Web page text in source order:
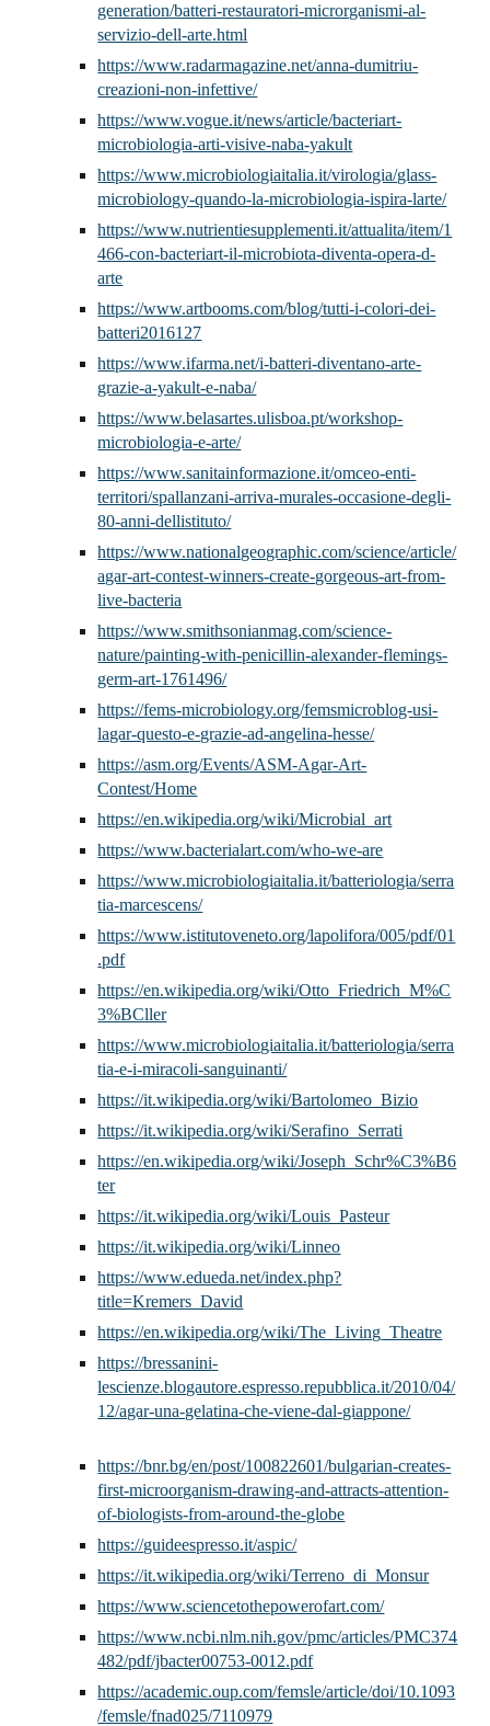
generation/batteri-restauratori-microrganismi-al-
servizio-dell-arte.html
https://www.radarmagazine.net/anna-dumitriu-
creazioni-non-infettive/
https://www.vogue.it/news/article/bacteriart-
microbiologia-arti-visive-naba-yakult
https://www.microbiologiaitalia.it/virologia/glass-
microbiology-quando-la-microbiologia-ispira-larte/
https://www.nutrientiesupplementi.it/attualita/item/1
466-con-bacteriart-il-microbiota-diventa-opera-d-
arte
https://www.artbooms.com/blog/tutti-i-colori-dei-
batteri2016127
https://www.ifarma.net/i-batteri-diventano-arte-
grazie-a-yakult-e-naba/
https://www.belasartes.ulisboa.pt/workshop-
microbiologia-e-arte/
https://www.sanitainformazione.it/omceo-enti-
territori/spallanzani-arriva-murales-occasione-degli-
80-anni-dellistituto/
https://www.nationalgeographic.com/science/article/
agar-art-contest-winners-create-gorgeous-art-from-
live-bacteria
https://www.smithsonianmag.com/science-
nature/painting-with-penicillin-alexander-flemings-
germ-art-1761496/
https://fems-microbiology.org/femsmicroblog-usi-
lagar-questo-e-grazie-ad-angelina-hesse/
https://asm.org/Events/ASM-Agar-Art-
Contest/Home
https://en.wikipedia.org/wiki/Microbial_art
https://www.bacterialart.com/who-we-are
https://www.microbiologiaitalia.it/batteriologia/serra
tia-marcescens/
https://www.istitutoveneto.org/lapolifora/005/pdf/01
.pdf
https://en.wikipedia.org/wiki/Otto_Friedrich_M%C
3%BCller
https://www.microbiologiaitalia.it/batteriologia/serra
tia-e-i-miracoli-sanguinanti/
https://it.wikipedia.org/wiki/Bartolomeo_Bizio
https://it.wikipedia.org/wiki/Serafino_Serrati
https://en.wikipedia.org/wiki/Joseph_Schr%C3%B6
ter
https://it.wikipedia.org/wiki/Louis_Pasteur
https://it.wikipedia.org/wiki/Linneo
https://www.edueda.net/index.php?
title=Kremers_David
https://en.wikipedia.org/wiki/The_Living_Theatre
https://bressanini-
lescienze.blogautore.espresso.repubblica.it/2010/04/
12/agar-una-gelatina-che-viene-dal-giappone/
https://bnr.bg/en/post/100822601/bulgarian-creates-
first-microorganism-drawing-and-attracts-attention-
of-biologists-from-around-the-globe
https://guideespresso.it/aspic/
https://it.wikipedia.org/wiki/Terreno_di_Monsur
https://www.sciencetothepowerofart.com/
https://www.ncbi.nlm.nih.gov/pmc/articles/PMC374
482/pdf/jbacter00753-0012.pdf
https://academic.oup.com/femsle/article/doi/10.1093
/femsle/fnad025/7110979